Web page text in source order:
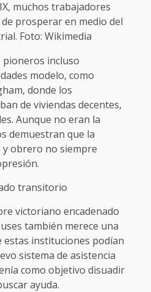
muchos trabajadores
prosperar en medio del
Foto: Wikimedia
incluso
modelo, como
donde los
de viviendas decentes,
Aunque no eran la
demuestran que la
obrero no siempre
transitorio
victoriano encadenado
también merece una
estas instituciones podían
sistema de asistencia
como objetivo disuadir
ayuda.